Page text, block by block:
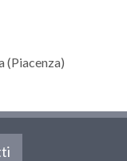
(Piacenza)